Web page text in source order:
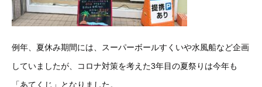
例年、夏休み期間には、スーパーボールすくいや水風船など企画
していましたが、コロナ対策を考えた3年目の夏祭りは今年も
「あてくじ」となりました。